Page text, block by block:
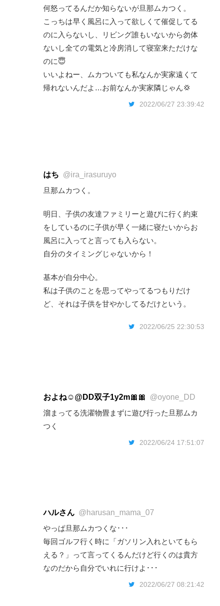
何怒ってるんだか知らないが旦那ムカつく。
こっちは早く風呂に入って欲しくて催促してる
のに入らないし、リビング誰もいないから勿体
ないし全ての電気と冷房消して寝室来ただけな
のに😇
いいよねー、ムカついても私なんか実家遠くて
帰れないんだよ…お前なんか実家隣じゃん💢
2022/06/27 23:39:42
はち @ira_irasuruyo
旦那ムカつく。
明日、子供の友達ファミリーと遊びに行く約束
をしているのに子供が早く一緒に寝たいからお
風呂に入ってと言っても入らない。
自分のタイミングじゃないから！
基本が自分中心。
私は子供のことを思ってやってるつもりだけ
ど、それは子供を甘やかしてるだけという。
2022/06/25 22:30:53
およね☺︎@DD双子1y2m🎀🎀
@oyone_DD
溜まってる洗濯物畳まずに遊び行った旦那ムカ
つく
2022/06/24 17:51:07
ハルさん @harusan_mama_07
やっぱ旦那ムカつくな･･･
毎回ゴルフ行く時に「ガソリン入れといてもら
える？」って言ってくるんだけど行くのは貴方
なのだから自分でいれに行けよ･･･
2022/06/27 08:21:42